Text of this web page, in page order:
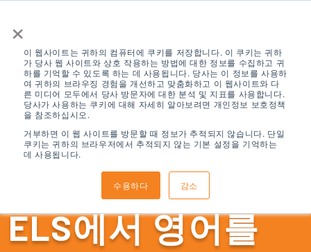
×
이 웹사이트는 귀하의 컴퓨터에 쿠키를 저장합니다. 이 쿠키는 귀하
가 당사 웹 사이트와 상호 작용하는 방법에 대한 정보를 수집하고 귀
하를 기억할 수 있도록 하는 데 사용됩니다. 당사는 이 정보를 사용하
여 귀하의 브라우징 경험을 개선하고 맞춤화하고 이 웹사이트와 다
른 미디어 모두에서 당사 방문자에 대한 분석 및 지표를 사용합니다.
당사가 사용하는 쿠키에 대해 자세히 알아보려면 개인정보 보호정책
을 참조하십시오.
거부하면 이 웹 사이트를 방문할 때 정보가 추적되지 않습니다. 단일
쿠키는 귀하의 브라우저에서 추적되지 않는 기본 설정을 기억하는
데 사용됩니다.
수용하다 감소
ELS에서 영어를